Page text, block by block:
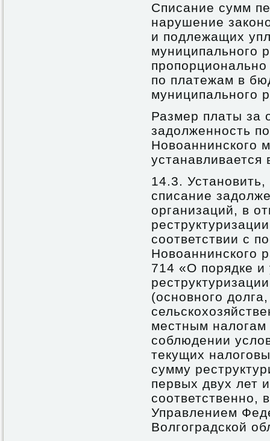
Списание сумм
нарушение
и подлежащих
муниципального
по платежам в
муниципального
Размер платы за
задолженность
Новоаннинского
14.3. Установить,
списание
организаций, в
соответствии с
Новоаннинского
714 «О порядке и
(основного
местным налогам
соблюдении
текущих
сумму
первых двух лет
соответственно,
Управлением
Волгоградской